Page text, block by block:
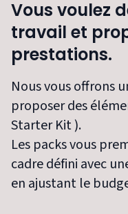
Vous voulez
travail et
prestations.
Nous vous offrons
proposer des
Starter Kit ).
Les packs vous
cadre défini avec
en ajustant le